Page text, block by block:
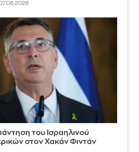
του Ισραηλινού
στον Χακάν Φιντάν